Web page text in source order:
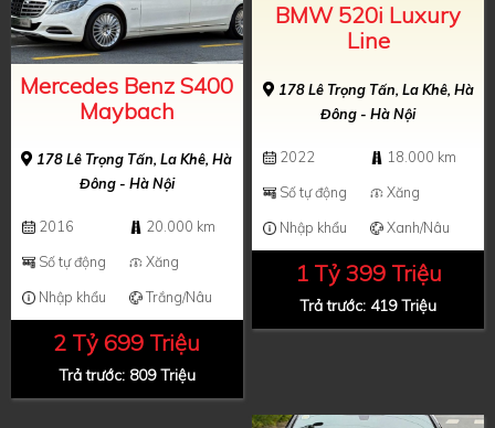
Mercedes Benz S400
Maybach
178 Lê Trọng Tấn, La Khê, Hà
Đông - Hà Nội
2016
20.000 km
Số tự động
Xăng
Nhập khẩu
Trắng/Nâu
2 Tỷ 699 Triệu
Trả trước: 809 Triệu
BMW 520i Luxury
Line
178 Lê Trọng Tấn, La Khê, Hà
Đông - Hà Nội
2022
18.000 km
Số tự động
Xăng
Nhập khẩu
Xanh/Nâu
1 Tỷ 399 Triệu
Trả trước: 419 Triệu